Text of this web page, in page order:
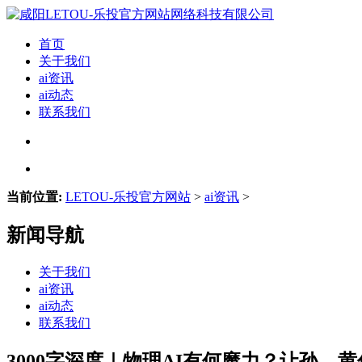
首页
关于我们
ai资讯
ai动态
联系我们
当前位置: LETOU-乐投官方网站 > ai资讯 >
新闻导航
关于我们
ai资讯
ai动态
联系我们